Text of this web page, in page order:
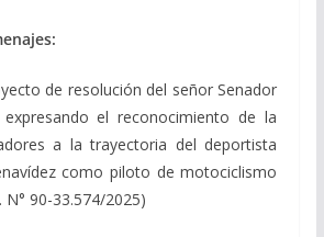
de resolución del señor Senador
expresando el reconocimiento de la
a la trayectoria del deportista
como piloto de motociclismo
N° 90-33.574/2025)